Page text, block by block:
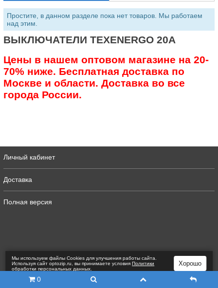
Простите, в данном разделе пока нет товаров. Мы работаем
над этим.
ВЫКЛЮЧАТЕЛИ TEXENERGO 20А
Цены в нашем оптовом магазине на 20-
70% ниже. Бесплатная доставка по
Москве и области. Доставка во все
города России.
Личный кабинет
Доставка
Полная версия
0
Мы используем файлы Сookies для улучшения работы сайта.
Используя сайт optozip.ru, вы принимаете условияПолитики
обработки персональных данных
Хорошо